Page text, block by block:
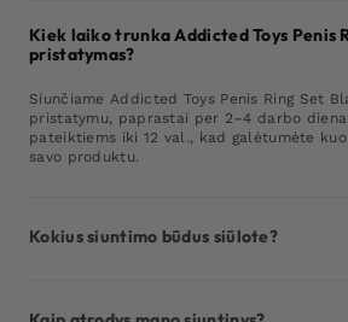
Kiek laiko trunka Addicted Toys Penis
pristatymas?
Siunčiame Addicted Toys Penis Ring Set
pristatymu, paprastai per 2–4 darbo
pateiktiems iki 12 val., kad galėtumėte
savo produktu.
Kokius siuntimo būdus siūlote?